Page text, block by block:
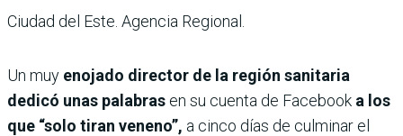
Ciudad del Este. Agencia Regional.
Un muy enojado director de la región sanitaria
dedicó unas palabras en su cuenta de Facebook a los
que “solo tiran veneno”, a cinco días de culminar el